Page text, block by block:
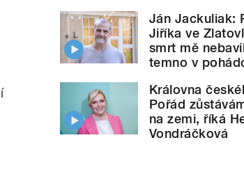
Ján Jackuliak:
Jiříka ve
smrt mě
temno v
Královna
Pořád
na zemi, říká
Vondráčková